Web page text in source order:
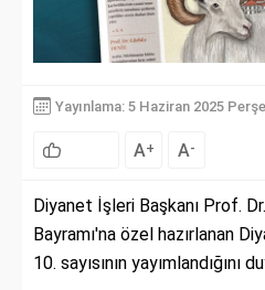
Yayınlama: 5 Haziran 2025
A+ A-
Diyanet İşleri Başkanı Prof.
Bayramı'na özel hazırlanan
10. sayısının yayımlandığını